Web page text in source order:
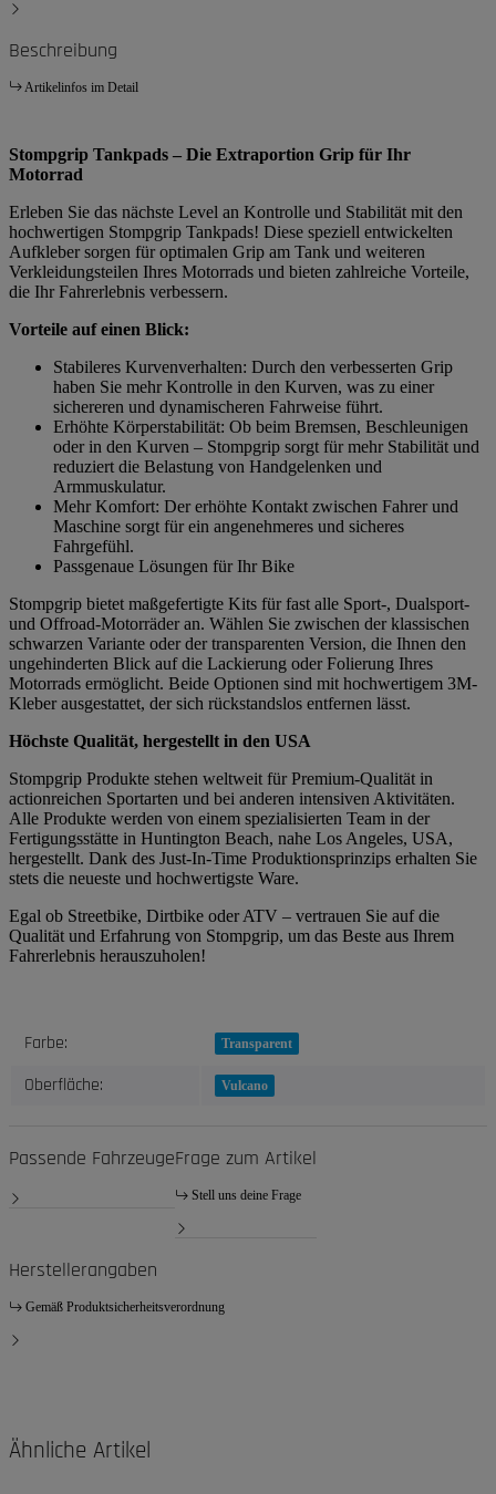
Beschreibung
Artikelinfos im Detail
Stompgrip Tankpads – Die Extraportion Grip für Ihr
Motorrad
Erleben Sie das nächste Level an Kontrolle und Stabilität mit den
hochwertigen Stompgrip Tankpads! Diese speziell entwickelten
Aufkleber sorgen für optimalen Grip am Tank und weiteren
Verkleidungsteilen Ihres Motorrads und bieten zahlreiche Vorteile,
die Ihr Fahrerlebnis verbessern.
Vorteile auf einen Blick:
Stabileres Kurvenverhalten: Durch den verbesserten Grip
haben Sie mehr Kontrolle in den Kurven, was zu einer
sichereren und dynamischeren Fahrweise führt.
Erhöhte Körperstabilität: Ob beim Bremsen, Beschleunigen
oder in den Kurven – Stompgrip sorgt für mehr Stabilität und
reduziert die Belastung von Handgelenken und
Armmuskulatur.
Mehr Komfort: Der erhöhte Kontakt zwischen Fahrer und
Maschine sorgt für ein angenehmeres und sicheres
Fahrgefühl.
Passgenaue Lösungen für Ihr Bike
Stompgrip bietet maßgefertigte Kits für fast alle Sport-, Dualsport-
und Offroad-Motorräder an. Wählen Sie zwischen der klassischen
schwarzen Variante oder der transparenten Version, die Ihnen den
ungehinderten Blick auf die Lackierung oder Folierung Ihres
Motorrads ermöglicht. Beide Optionen sind mit hochwertigem 3M-
Kleber ausgestattet, der sich rückstandslos entfernen lässt.
Höchste Qualität, hergestellt in den USA
Stompgrip Produkte stehen weltweit für Premium-Qualität in
actionreichen Sportarten und bei anderen intensiven Aktivitäten.
Alle Produkte werden von einem spezialisierten Team in der
Fertigungsstätte in Huntington Beach, nahe Los Angeles, USA,
hergestellt. Dank des Just-In-Time Produktionsprinzips erhalten Sie
stets die neueste und hochwertigste Ware.
Egal ob Streetbike, Dirtbike oder ATV – vertrauen Sie auf die
Qualität und Erfahrung von Stompgrip, um das Beste aus Ihrem
Fahrerlebnis herauszuholen!
Produkteigenschaft
Wert
Farbe: Transparent
Oberfläche: Vulcano
Passende FahrzeugeFrage zum Artikel
Stell uns deine Frage
Herstellerangaben
Gemäß Produktsicherheitsverordnung
Ähnliche Artikel